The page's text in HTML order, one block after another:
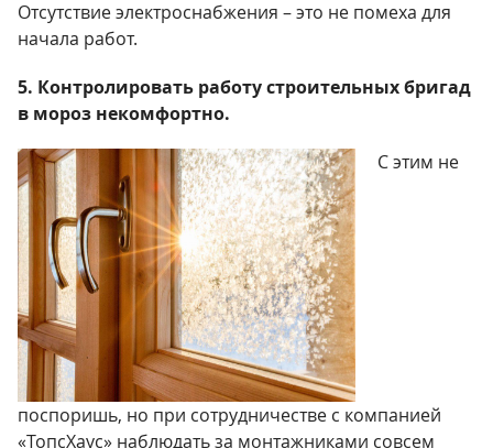
Отсутствие электроснабжения – это не помеха для
начала работ.
5. Контролировать работу строительных бригад
в мороз некомфортно.
С этим не
поспоришь, но при сотрудничестве с компанией
«ТопсХаус» наблюдать за монтажниками совсем